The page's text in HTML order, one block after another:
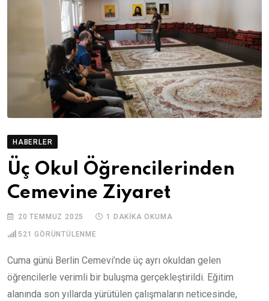
HABERLER
Üç Okul Öğrencilerinden
Cemevine Ziyaret
20 TEMMUZ 2025 1 DAKIKA OKUMA
521 GÖRÜNTÜLENME
Cuma günü Berlin Cemevi’nde üç ayrı okuldan gelen
öğrencilerle verimli bir buluşma gerçekleştirildi. Eğitim
alanında son yıllarda yürütülen çalışmaların neticesinde,